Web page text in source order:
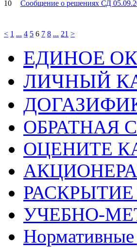
10 Сообщение о решениях СД
< 1 ... 4 5 6 7 8 ... 21 >
ЕДИНОЕ
ЛИЧНЫЙ
ОБРАТНАЯ
ОЦЕНИТЕ
УЧЕБНО-